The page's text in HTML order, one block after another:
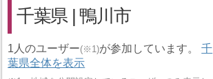
千葉県 | 鴨川市
1人のユーザー(※1)が参加しています。千
葉県全体を表示